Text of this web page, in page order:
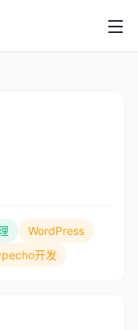
WordPress
开发